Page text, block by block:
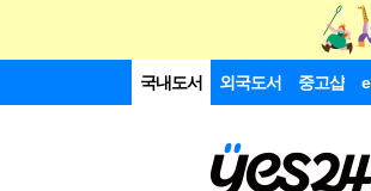
국내도서 외국도서 중고샵